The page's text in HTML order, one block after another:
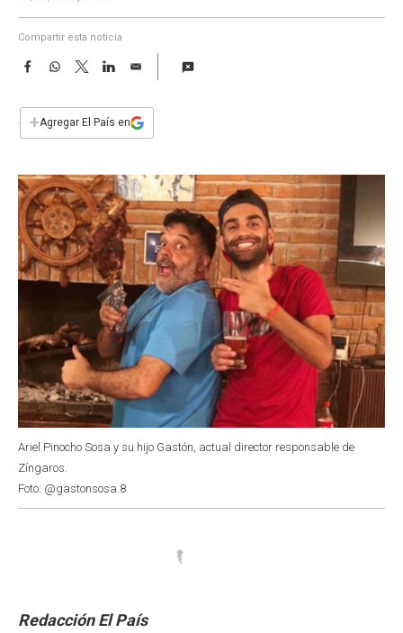
Compartir esta noticia
F
e
b
k
W
s
p
T
w
t
L
n
E
i
l
+Agregar El País en
Ariel Pinocho Sosa y su hijo Gastón, actual director responsable de
Zíngaros.
Foto: @gastonsosa.8
Redacción El País